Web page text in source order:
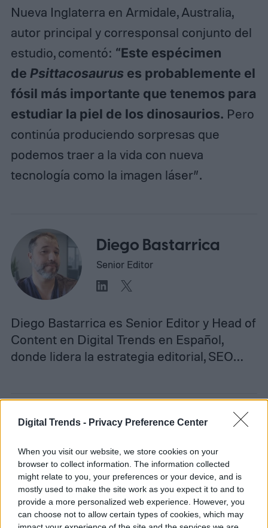
Digital Trends - Privacy Preference Center
When you visit our website, we store cookies on your
browser to collect information. The information collected
might relate to you, your preferences or your device, and is
mostly used to make the site work as you expect it to and to
provide a more personalized web experience. However, you
can choose not to allow certain types of cookies, which may
Nueva Inglaterra en Armidale, Australia,
autor principal y corresponsal conjunto del
estudio, comentó: “Este espécimen
de Psittacosaurus es probablemente el
fósil más importante que tenemos para
estudiar la piel de los dinosaurios. Pero
continúa produciendo sorpresas que
podemos traer a la vida con nueva
tecnología como la imagen láser”.
Diego Bastarrica
Senior Editor
Diego Bastarrica es Senior Editor y Head of
Content en Digital Trends en Español,
donde lidera la estrategia editorial, SEO…
Topics
TENDENCIAS